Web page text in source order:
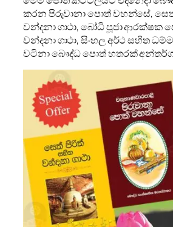
කරන පිරුවානා පොත් වහන්සේ,
වන්දනා ගාථා, බෝධි පූජා ආරක්ෂක
වන්දනා ගාථා, සිංහල අර්ථ සහිත
වටිනා බෞද්ධ පොත් හතරක්